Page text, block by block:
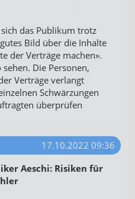
das Publikum trotz
Bild über die Inhalte
der Verträge machen».
Die Personen,
Verträge verlangt
Schwärzungen
überprüfen
17.10.2022 09:36
Aeschi: Risiken für